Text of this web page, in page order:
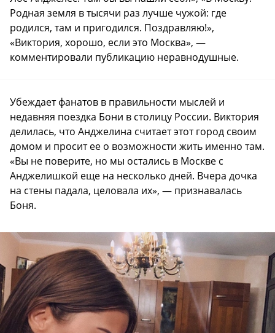
Родная земля в тысячи раз лучше чужой: где
родился, там и пригодился. Поздравляю!»,
«Виктория, хорошо, если это Москва», —
комментировали публикацию неравнодушные.
Убеждает фанатов в правильности мыслей и
недавняя поездка Бони в столицу России. Виктория
делилась, что Анджелина считает этот город своим
домом и просит ее о возможности жить именно там.
«Вы не поверите, но мы остались в Москве с
Анджелишкой еще на несколько дней. Вчера дочка
на стены падала, целовала их», — признавалась
Боня.